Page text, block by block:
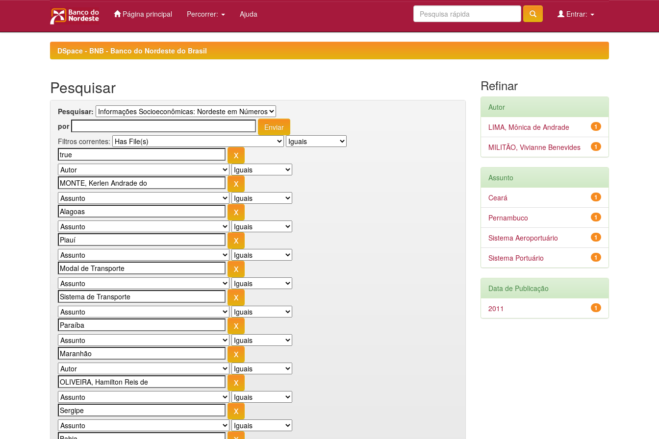
Página principal Percorrer: Ajuda Entrar:
DSpace - BNB - Banco do Nordeste do Brasil
Pesquisar
Pesquisar:
por
Filtros correntes:
Refinar
Autor
1
LIMA, Mônica de Andrade
1
MILITÃO, Vivianne Benevides
Assunto
1
Ceará
1
Pernambuco
1
Sistema Aeroportuário
1
Sistema Portuário
Data de Publicação
1
2011